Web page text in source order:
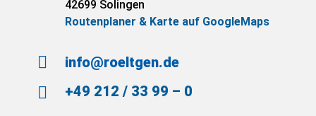
42699 Solingen
Routenplaner & Karte auf GoogleMaps
 info@roeltgen.de
 +49 212 / 33 99 – 0